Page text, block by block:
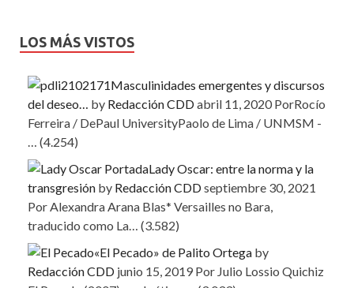
LOS MÁS VISTOS
Masculinidades emergentes y discursos
del deseo…
by Redacción CDDabril 11, 2020 PorRocío
Ferreira / DePaul UniversityPaolo de Lima / UNMSM -
(4.254)
Lady Oscar: entre la norma y la
transgresión by Redacción CDDseptiembre 30, 2021
Por Alexandra Arana Blas* Versailles no Bara,
traducido como La…
(3.582)
«El Pecado» de Palito Ortega by
Redacción CDD junio 15, 2019 Por Julio Lossio Quichiz